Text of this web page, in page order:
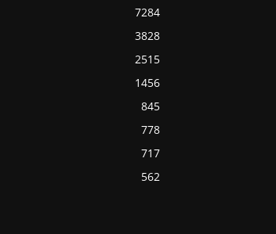
7284
3828
2515
1456
845
778
717
562